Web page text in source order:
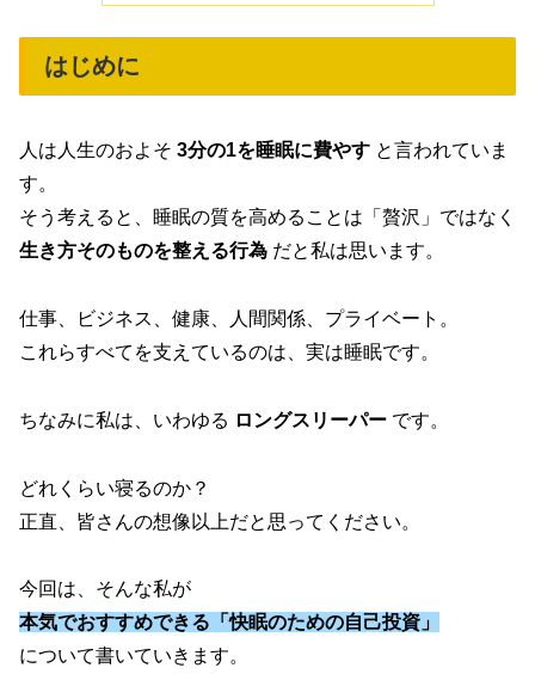
はじめに
人は人生のおよそ 3分の1を睡眠に費やす と言われていま
す。
そう考えると、睡眠の質を高めることは「贅沢」ではなく
生き方そのものを整える行為 だと私は思います。
仕事、ビジネス、健康、人間関係、プライベート。
これらすべてを支えているのは、実は睡眠です。
ちなみに私は、いわゆる ロングスリーパー です。
どれくらい寝るのか？
正直、皆さんの想像以上だと思ってください。
今回は、そんな私が
本気でおすすめできる 「快眠のための自己投資」
について書いていきます。